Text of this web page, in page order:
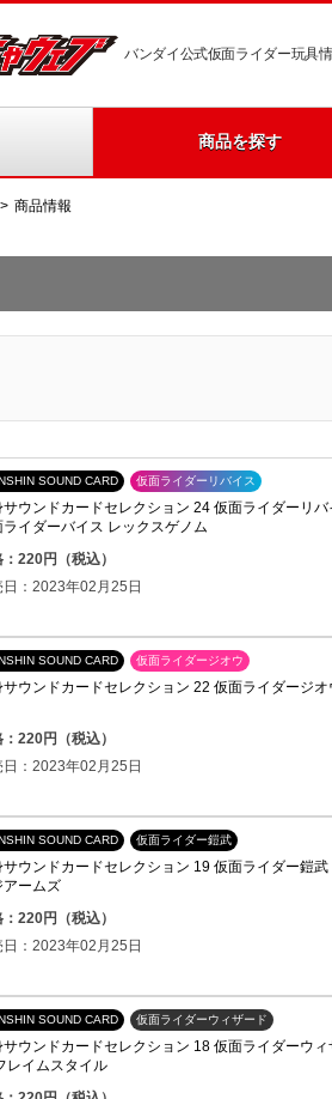
バンダイ公式仮面ライダー玩具
商品を探す
商品情報
SOUND CARD 仮面ライダーリバイス
サウンドカードセレクション 24 仮面ライダーリバ
ライダーバイス レックスゲノム
220円（税込）
日：2023年02月25日
SOUND CARD 仮面ライダージオウ
サウンドカードセレクション 22 仮面ライダージオ
220円（税込）
日：2023年02月25日
SOUND CARD 仮面ライダー鎧武
サウンドカードセレクション 19 仮面ライダー鎧武
アームズ
220円（税込）
日：2023年02月25日
SOUND CARD 仮面ライダーウィザード
サウンドカードセレクション 18 仮面ライダーウィ
レイムスタイル